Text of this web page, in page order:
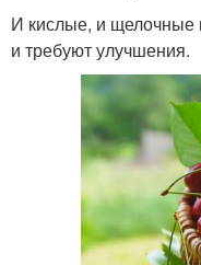
И кислые, и щелочные
и требуют улучшения.